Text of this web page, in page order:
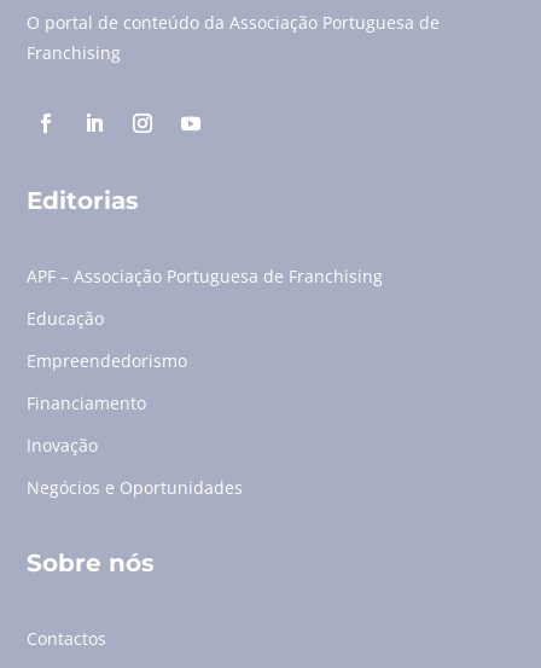
O portal de conteúdo da Associação Portuguesa de
Franchising
Editorias
APF – Associação Portuguesa de Franchising
Educação
Empreendedorismo
Financiamento
Inovação
Negócios e Oportunidades
Sobre nós
Contactos